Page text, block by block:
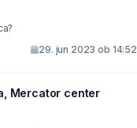
29. jun 2023 ob 14:52
Mercator center